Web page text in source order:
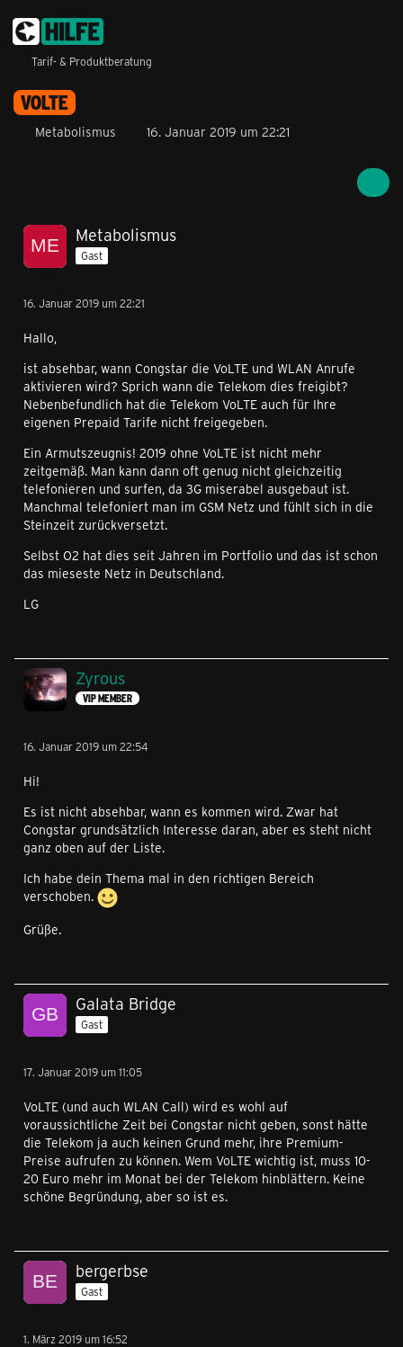
Tarif- & Produktberatung
VOLTE
Metabolismus 16. Januar 2019 um 22:21
Metabolismus
Gast
16. Januar 2019 um 22:21
Hallo,
ist absehbar, wann Congstar die VoLTE und WLAN Anrufe
aktivieren wird? Sprich wann die Telekom dies freigibt?
Nebenbefundlich hat die Telekom VoLTE auch für Ihre
eigenen Prepaid Tarife nicht freigegeben.
Ein Armutszeugnis! 2019 ohne VoLTE ist nicht mehr
zeitgemäß. Man kann dann oft genug nicht gleichzeitig
telefonieren und surfen, da 3G miserabel ausgebaut ist.
Manchmal telefoniert man im GSM Netz und fühlt sich in die
Steinzeit zurückversetzt.
Selbst O2 hat dies seit Jahren im Portfolio und das ist schon
das mieseste Netz in Deutschland.
LG
Zyrous
VIP MEMBER
16. Januar 2019 um 22:54
Hi!
Es ist nicht absehbar, wann es kommen wird. Zwar hat
Congstar grundsätzlich Interesse daran, aber es steht nicht
ganz oben auf der Liste.
Ich habe dein Thema mal in den richtigen Bereich
verschoben.
Grüße.
Galata Bridge
Gast
17. Januar 2019 um 11:05
VoLTE (und auch WLAN Call) wird es wohl auf
voraussichtliche Zeit bei Congstar nicht geben, sonst hätte
die Telekom ja auch keinen Grund mehr, ihre Premium-
Preise aufrufen zu können. Wem VoLTE wichtig ist, muss 10-
20 Euro mehr im Monat bei der Telekom hinblättern. Keine
schöne Begründung, aber so ist es.
bergerbse
Gast
1. März 2019 um 16:52